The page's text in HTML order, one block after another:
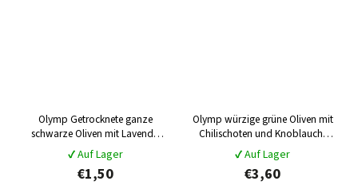
Olymp Getrocknete ganze
schwarze Oliven mit Lavendel
und Kräutern 70g
✔ Auf Lager
€1,50
Olymp würzige grüne Oliven mit
Chilischoten und Knoblauch,
vakuumverpackt 250 g
✔ Auf Lager
€3,60